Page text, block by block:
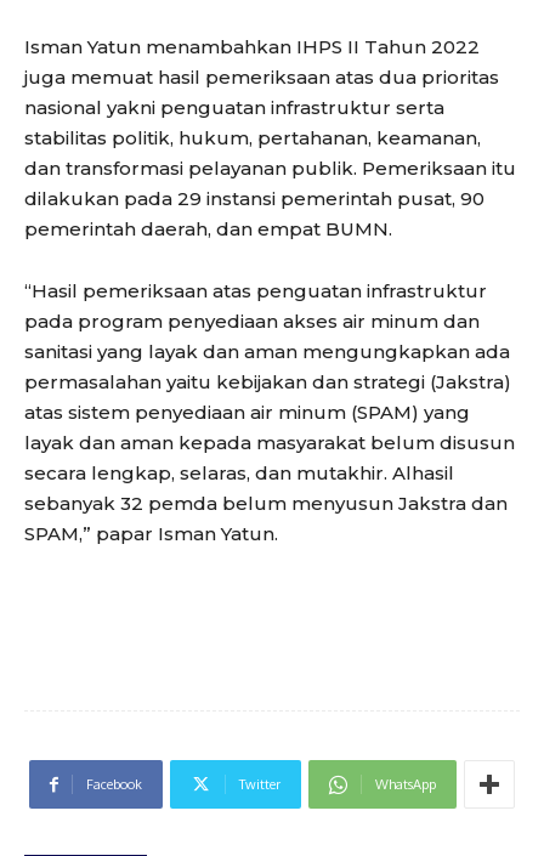
Isman Yatun menambahkan IHPS II Tahun 2022
juga memuat hasil pemeriksaan atas dua prioritas
nasional yakni penguatan infrastruktur serta
stabilitas politik, hukum, pertahanan, keamanan,
dan transformasi pelayanan publik. Pemeriksaan itu
dilakukan pada 29 instansi pemerintah pusat, 90
pemerintah daerah, dan empat BUMN.
“Hasil pemeriksaan atas penguatan infrastruktur
pada program penyediaan akses air minum dan
sanitasi yang layak dan aman mengungkapkan ada
permasalahan yaitu kebijakan dan strategi (Jakstra)
atas sistem penyediaan air minum (SPAM) yang
layak dan aman kepada masyarakat belum disusun
secara lengkap, selaras, dan mutakhir. Alhasil
sebanyak 32 pemda belum menyusun Jakstra dan
SPAM,” papar Isman Yatun.
Facebook Twitter WhatsApp